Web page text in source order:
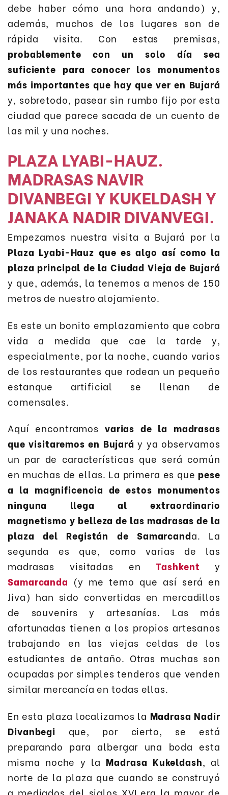
debe haber cómo una hora andando) y,
además, muchos de los lugares son de
rápida visita. Con estas premisas,
probablemente con un solo día sea
suficiente para conocer los monumentos
más importantes que hay que ver en Bujará
y, sobretodo, pasear sin rumbo fijo por esta
ciudad que parece sacada de un cuento de
las mil y una noches.
PLAZA LYABI-HAUZ.
MADRASAS NAVIR
DIVANBEGI Y KUKELDASH Y
JANAKA NADIR DIVANVEGI.
Empezamos nuestra visita a Bujará por la
Plaza Lyabi-Hauz que es algo así como la
plaza principal de la Ciudad Vieja de Bujará
y que, además, la tenemos a menos de 150
metros de nuestro alojamiento.
Es este un bonito emplazamiento que cobra
vida a medida que cae la tarde y,
especialmente, por la noche, cuando varios
de los restaurantes que rodean un pequeño
estanque artificial se llenan de
comensales.
Aquí encontramos varias de la madrasas
que visitaremos en Bujará y ya observamos
un par de características que será común
en muchas de ellas. La primera es que pese
a la magnificencia de estos monumentos
ninguna llega al extraordinario
magnetismo y belleza de las madrasas de la
plaza del Registán de Samarcanda. La
segunda es que, como varias de las
madrasas visitadas enTashkent y
Samarcanda (y me temo que así será en
Jiva) han sido convertidas en mercadillos
de souvenirs y artesanías. Las más
afortunadas tienen a los propios artesanos
trabajando en las viejas celdas de los
estudiantes de antaño. Otras muchas son
ocupadas por simples tenderos que venden
similar mercancía en todas ellas.
En esta plaza localizamos la Madrasa Nadir
Divanbegi que, por cierto, se está
preparando para albergar una boda esta
misma noche y la Madrasa Kukeldash, al
norte de la plaza que cuando se construyó
a mediados del siglos XVI era la mayor de